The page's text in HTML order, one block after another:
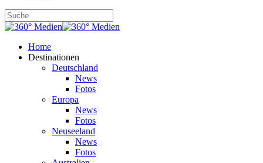
Home
Destinationen
Deutschland
News
Fotos
Europa
News
Fotos
Neuseeland
News
Fotos